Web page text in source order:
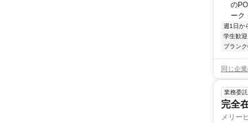
の
ーク
週1日か
学生歓迎
ブラン
同じ企業
業務委託
完全
メリー